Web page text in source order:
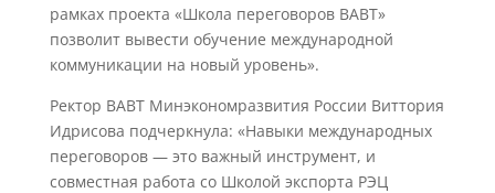
рамках проекта «Школа переговоров ВАВТ»
позволит вывести обучение международной
коммуникации на новый уровень».
Ректор ВАВТ Минэкономразвития России Виттория
Идрисова подчеркнула: «Навыки международных
переговоров — это важный инструмент, и
совместная работа со Школой экспорта РЭЦ